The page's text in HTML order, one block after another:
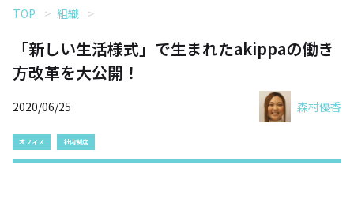
TOP 組織
「新しい生活様式」で生まれたakippaの働き
方改革を大公開！
2020/06/25 森村優香
オフィス 社内制度